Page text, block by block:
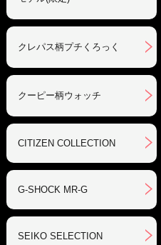
クレパス柄プチくろっく
クーピー柄ウォッチ
CITIZEN COLLECTION
G-SHOCK MR-G
SEIKO SELECTION